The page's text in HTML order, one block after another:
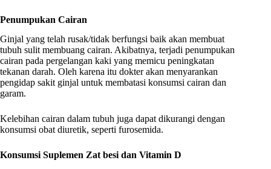
Penumpukan Cairan
Ginjal yang telah rusak/tidak berfungsi baik akan membuat
tubuh sulit membuang cairan. Akibatnya, terjadi penumpukan
cairan pada pergelangan kaki yang memicu peningkatan
tekanan darah. Oleh karena itu dokter akan menyarankan
pengidap sakit ginjal untuk membatasi konsumsi cairan dan
garam.
Kelebihan cairan dalam tubuh juga dapat dikurangi dengan
konsumsi obat diuretik, seperti furosemida.
Konsumsi Suplemen Zat besi dan Vitamin D